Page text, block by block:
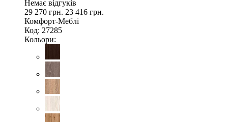
Немає відгуків
29 270 грн. 23 416 грн.
Комфорт-Меблі
Код: 27285
Кольори: